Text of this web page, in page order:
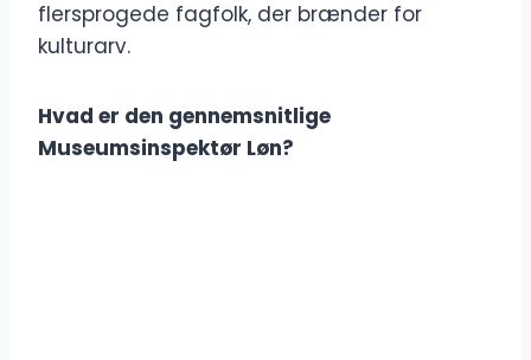
flersprogede fagfolk, der brænder for
kulturarv.
Hvad er den gennemsnitlige
Museumsinspektør Løn?